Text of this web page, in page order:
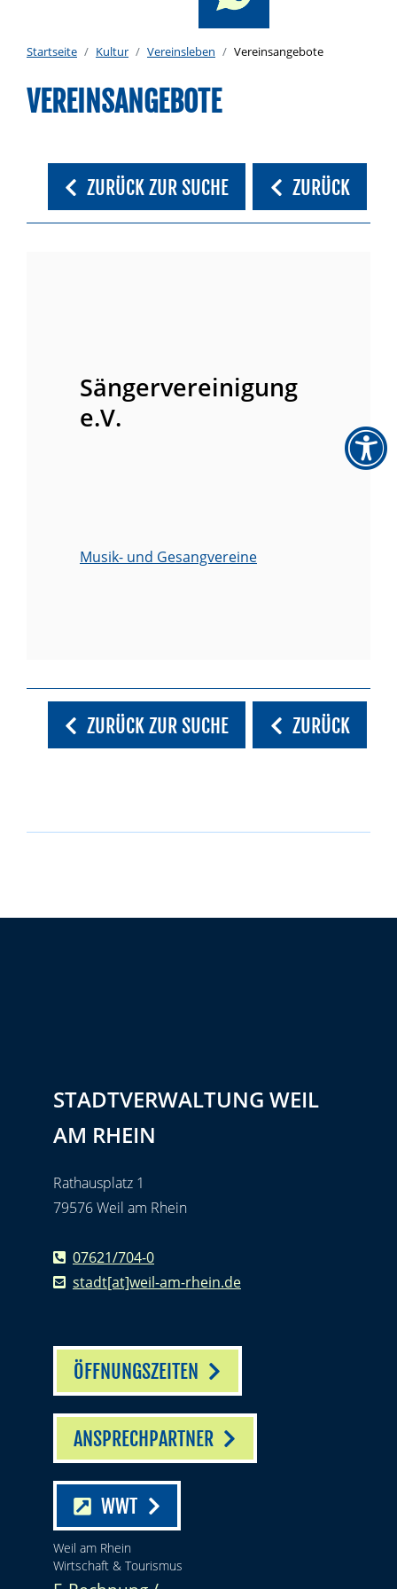
Startseite Kultur Vereinsleben Vereinsangebote
VEREINSANGEBOTE
ZURÜCK ZUR SUCHE ZURÜCK
Sängervereinigung
e.V.
Musik- und Gesangvereine
ZURÜCK ZUR SUCHE ZURÜCK
STADTVERWALTUNG WEIL
AM RHEIN
Rathausplatz 1
79576 Weil am Rhein
07621/704-0
stadt[at]weil-am-rhein.de
ÖFFNUNGSZEITEN
ANSPRECHPARTNER
WWT
Weil am Rhein
Wirtschaft & Tourismus